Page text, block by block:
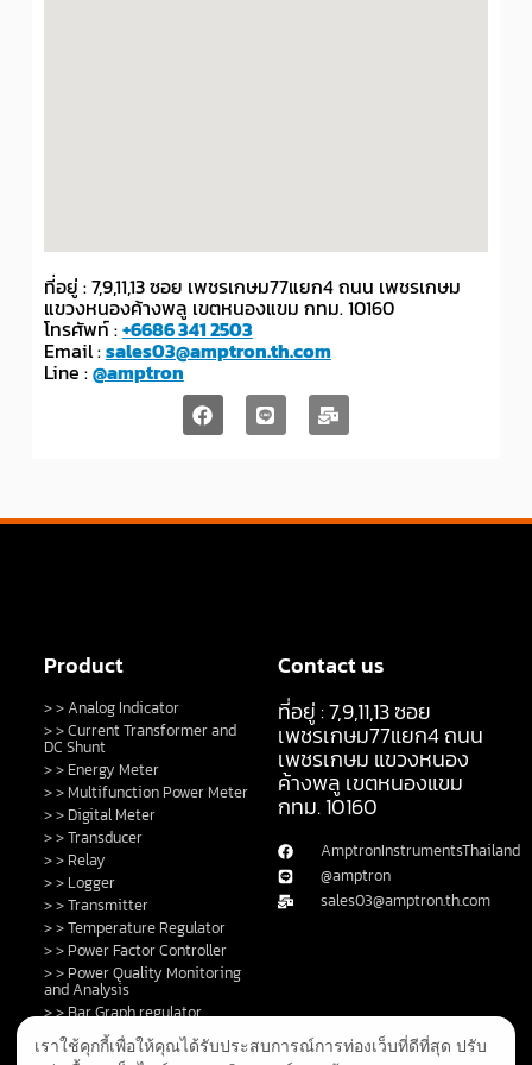
ที่อยู่ : 7,9,11,13 ซอย เพชรเกษม77แยก4 ถนน เพชรเกษม
แขวงหนองค้างพลู เขตหนองแขม กทม. 10160
โทรศัพท์ :+6686 341 2503
Email :sales03@amptron.th.com
Line :@amptron
Product
> > Analog Indicator
> > Current Transformer and
DC Shunt
> > Energy Meter
> > Multifunction Power Meter
> > Digital Meter
> > Transducer
> > Relay
> > Logger
> > Transmitter
> > Temperature Regulator
> > Power Factor Controller
> > Power Quality Monitoring
and Analysis
> > Bar Graph regulator
> > Control Switch and Lamp
> > DC Shunt
Contact us
ที่อยู่ : 7,9,11,13 ซอย
เพชรเกษม77แยก4 ถนน
เพชรเกษม แขวงหนอง
ค้างพลู เขตหนองแขม
กทม. 10160
AmptronInstrumentsThailand
@amptron
sales03@amptron.th.com
เราใช้คุกกี้เพื่อให้คุณได้รับประสบการณ์การท่องเว็บที่ดีที่สุด ปรับ